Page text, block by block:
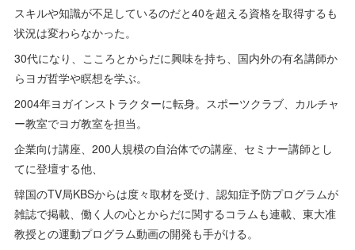
スキルや知識が不足しているのだと40を超える資格を取得するも
状況は変わらなかった。
30代になり、こころとからだに興味を持ち、国内外の有名講師か
らヨガ哲学や瞑想を学ぶ。
2004年ヨガインストラクターに転身。スポーツクラブ、カルチャ
ー教室でヨガ教室を担当。
企業向け講座、200人規模の自治体での講座、セミナー講師とし
てに登壇する他、
韓国のTV局KBSからは度々取材を受け、認知症予防プログラムが
雑誌で掲載、働く人の心とからだに関するコラムも連載、東大准
教授との運動プログラム動画の開発も手がける。